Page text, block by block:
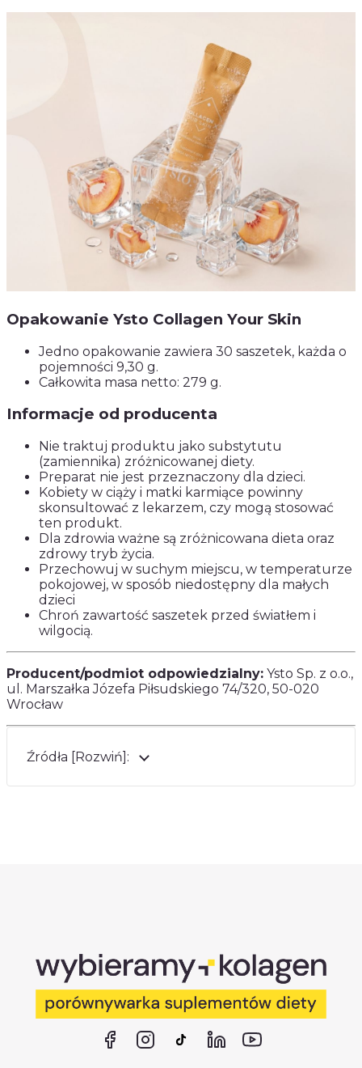
Opakowanie Ysto Collagen Your Skin
Jedno opakowanie zawiera 30 saszetek, każda o
pojemności 9,30 g.
Całkowita masa netto: 279 g.
Informacje od producenta
Nie traktuj produktu jako substytutu
(zamiennika) zróżnicowanej diety.
Preparat nie jest przeznaczony dla dzieci.
Kobiety w ciąży i matki karmiące powinny
skonsultować z lekarzem, czy mogą stosować
ten produkt.
Dla zdrowia ważne są zróżnicowana dieta oraz
zdrowy tryb życia.
Przechowuj w suchym miejscu, w temperaturze
pokojowej, w sposób niedostępny dla małych
dzieci
Chroń zawartość saszetek przed światłem i
wilgocią.
Producent/podmiot odpowiedzialny: Ysto Sp. z o.o.,
ul. Marszałka Józefa Piłsudskiego 74/320, 50-020
Wrocław
Źródła [Rozwiń]: